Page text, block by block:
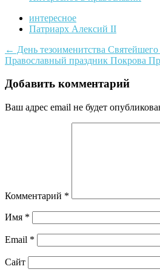
интересное
Патриарх Алексий II
Навигация
по
записям
← День тезоименитства
Православный праздник Покрова
Добавить комментарий
Ваш адрес email не будет
Комментарий *
Имя *
Email *
Сайт